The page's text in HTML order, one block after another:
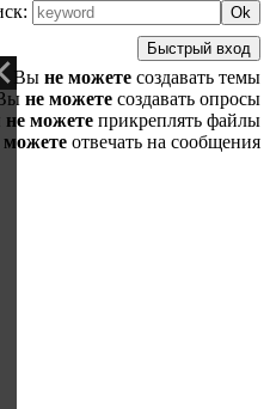
Вы не можете создавать темы
не можете создавать опросы
не можете прикреплять файлы
можете отвечать на сообщения